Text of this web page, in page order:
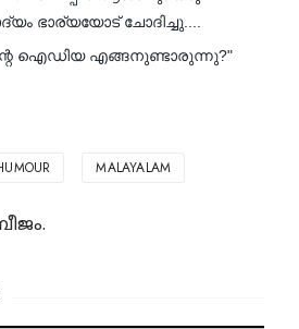
ഭാര്യയോട് ചോദിച്ചു....
ഐഡിയ എങ്ങനുണ്ടാരുന്നു?"
MALAYALAM